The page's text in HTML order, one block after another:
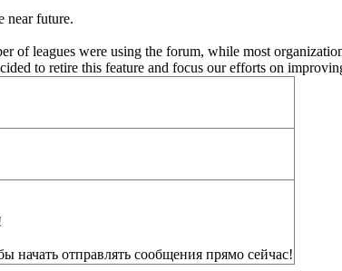
near future.
of leagues were using the forum, while most
to retire this feature and focus our efforts on
отправлять сообщения прямо сейчас!